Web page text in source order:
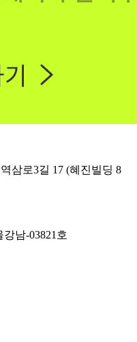
삼로3길 17 (혜진빌딩 8
남-03821호